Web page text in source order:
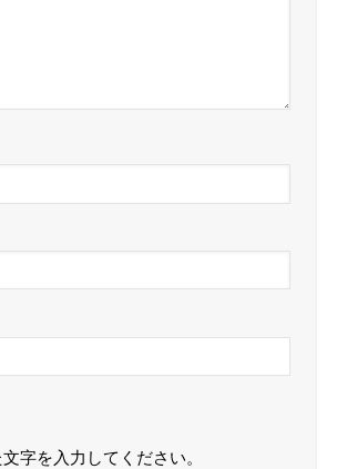
字を入力してください。